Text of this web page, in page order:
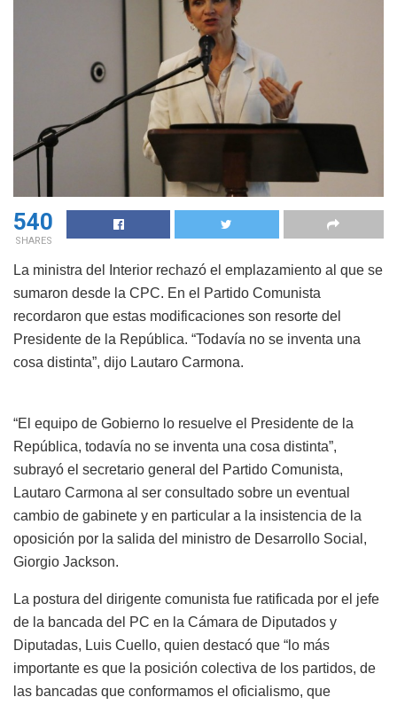
540
SHARES
La ministra del Interior rechazó el emplazamiento al que se
sumaron desde la CPC. En el Partido Comunista
recordaron que estas modificaciones son resorte del
Presidente de la República. “Todavía no se inventa una
cosa distinta”, dijo Lautaro Carmona.
“El equipo de Gobierno lo resuelve el Presidente de la
República, todavía no se inventa una cosa distinta”,
subrayó el secretario general del Partido Comunista,
Lautaro Carmona al ser consultado sobre un eventual
cambio de gabinete y en particular a la insistencia de la
oposición por la salida del ministro de Desarrollo Social,
Giorgio Jackson.
La postura del dirigente comunista fue ratificada por el jefe
de la bancada del PC en la Cámara de Diputados y
Diputadas, Luis Cuello, quien destacó que “lo más
importante es que la posición colectiva de los partidos, de
las bancadas que conformamos el oficialismo, que